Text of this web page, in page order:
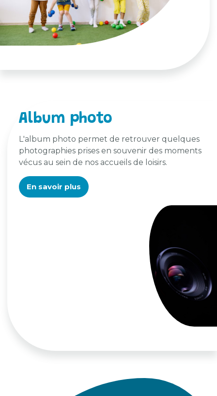
Album photo
L'album photo permet de retrouver quelques
photographies prises en souvenir des moments
vécus au sein de nos accueils de loisirs.
En savoir plus